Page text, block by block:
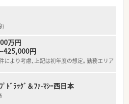
業であるスズケングループの一員として、
展開する屈指の規模と安定した経営基盤
通を網羅するグループの総合力を活かし、
役割を担う「健康サポート薬局」の展開に
型鑑査システムなどを積極的に導入して
に防ぐための安全管理体制が非常に充実し
)
万円
425,000円
により考慮、上記は初年度の想定。勤務エリア
ﾄﾞﾗｯｸﾞ＆ﾌｧ-ﾏｼｰ西日本